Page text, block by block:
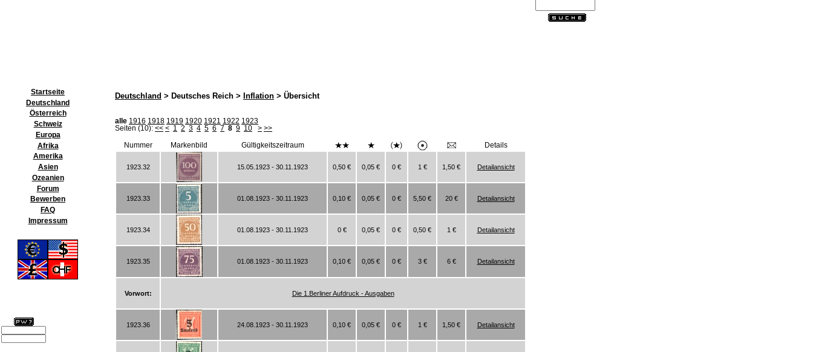
Startseite
Deutschland
Österreich
Schweiz
Europa
Afrika
Amerika
Asien
Ozeanien
Forum
Bewerben
FAQ
Impressum
Deutschland > Deutsches Reich > Inflation > Übersicht
alle 1916 1918 1919 1920 1921 1922 1923
Seiten (10): << < 1 2 3 4 5 6 7 8 9 10 > >>
Nummer Markenbild Gültigkeitszeitraum Details
1923.32 15.05.1923 - 30.11.1923 0,50 € 0,05 € 0 € 1 € 1,50 € Detailansicht
1923.33 01.08.1923 - 30.11.1923 0,10 € 0,05 € 0 € 5,50 € 20 € Detailansicht
1923.34 01.08.1923 - 30.11.1923 0 € 0,05 € 0 € 0,50 € 1 € Detailansicht
1923.35 01.08.1923 - 30.11.1923 0,10 € 0,05 € 0 € 3 € 6 € Detailansicht
Vorwort: Die 1.Berliner Aufdruck - Ausgaben
1923.36 24.08.1923 - 30.11.1923 0,10 € 0,05 € 0 € 1 € 1,50 € Detailansicht